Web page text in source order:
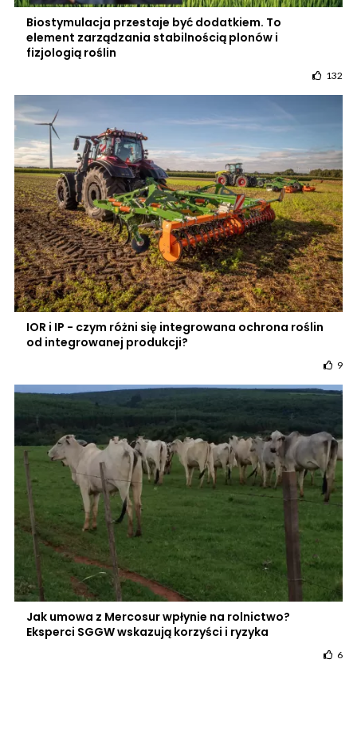
Biostymulacja przestaje być dodatkiem. To
element zarządzania stabilnością plonów i
fizjologią roślin
132
IOR i IP - czym różni się integrowana ochrona roślin
od integrowanej produkcji?
9
Jak umowa z Mercosur wpłynie na rolnictwo?
Eksperci SGGW wskazują korzyści i ryzyka
6